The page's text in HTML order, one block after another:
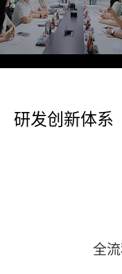
研发创新体系
全